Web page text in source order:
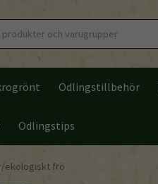
Odlingstillbehör
Odlingstips
ekologiskt frö